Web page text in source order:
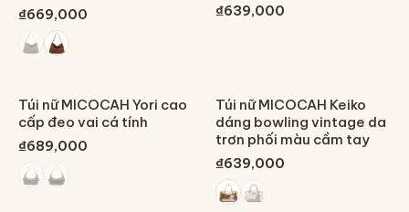
₫669,000
₫639,000
Túi nữ MICOCAH Yori cao
cấp đeo vai cá tính
₫689,000
Túi nữ MICOCAH Keiko
dáng bowling vintage da
trơn phối màu cầm tay
₫639,000